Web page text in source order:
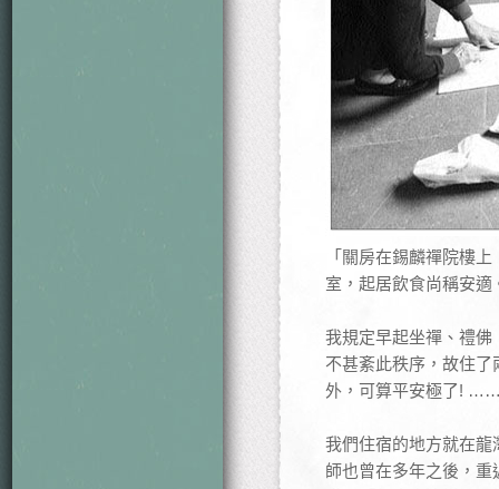
「關房在錫麟禪院樓
室，起居飲食尚稱安適
我規定早起坐禪、禮
不甚紊此秩序，故住
外，可算平安極了!
我們住宿的地方就在
師也曾在多年之後，